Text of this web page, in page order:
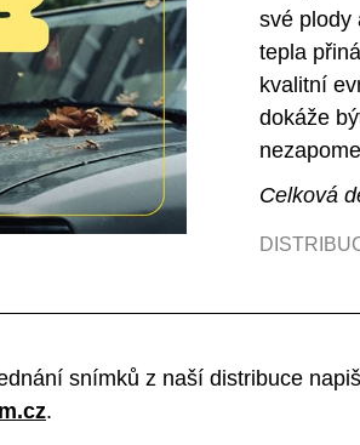
své plody
tepla
kvalitní
dokáže
Celková
snímků z naší distribuce
.